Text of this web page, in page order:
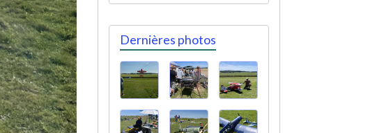
Dernières photos